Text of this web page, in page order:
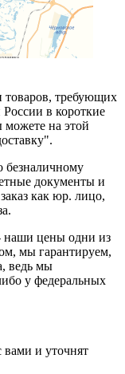
товаров, требующих
в короткие
можете на этой
документы и
как юр. лицо,
наши цены одни из
мы гарантируем,
ведь мы
у федеральных
вами и уточнят